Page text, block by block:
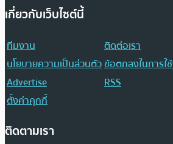
เกี่ยวกับเว็บไซต์นี้
ทีมงาน
ติดต่อเรา
นโยบายความเป็นส่วนตัวข้อตกลงในการใ
Advertise
RSS
ตั้งค่าคุกกี้
ติดตามเรา